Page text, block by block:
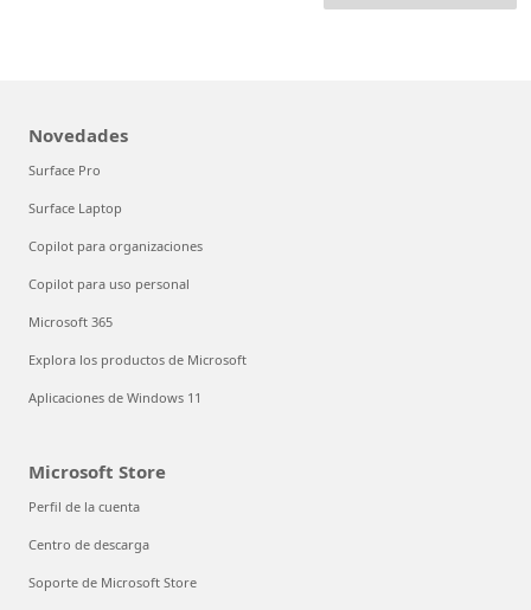
Novedades
Surface Pro
Surface Laptop
Copilot para organizaciones
Copilot para uso personal
Microsoft 365
Explora los productos de Microsoft
Aplicaciones de Windows 11
Microsoft Store
Perfil de la cuenta
Centro de descarga
Soporte de Microsoft Store